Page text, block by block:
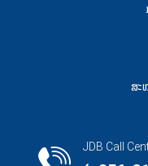
ສະ
JDB Call